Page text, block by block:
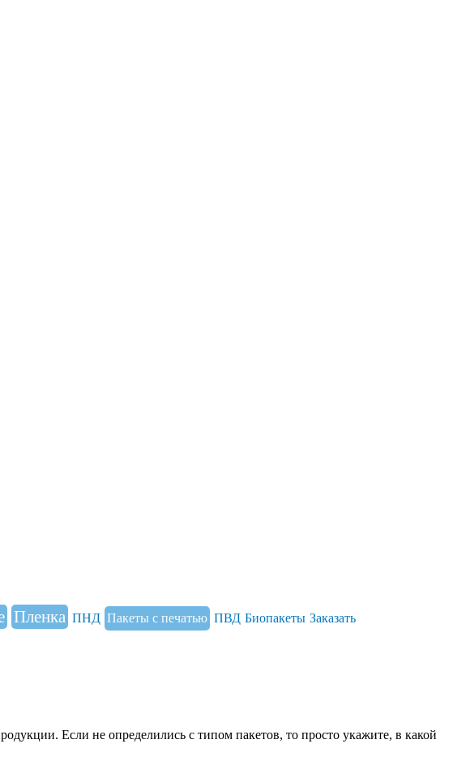
Пленка ПНД Пакеты с печатью ПВД Биопакеты Заказать
Если не определились с типом пакетов, то просто укажите, в какой